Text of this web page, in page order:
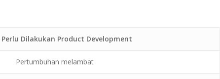
Perlu Dilakukan Product Development
Pertumbuhan melambat